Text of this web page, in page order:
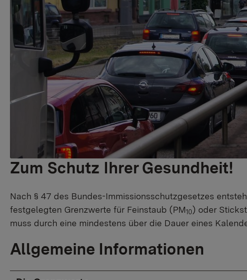
Zum Schutz Ihrer Gesundheit!
Nach § 47 des Bundes-Immissionsschutzgesetzes
festgelegten Grenzwerte für Feinstaub (PM10) oder
muss durch eine mindestens über die Dauer eines
Allgemeine Informationen